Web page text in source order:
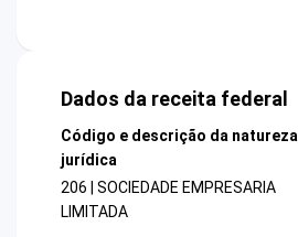
Dados da receita federal
Código e descrição da natureza
jurídica
206 | SOCIEDADE EMPRESARIA
LIMITADA